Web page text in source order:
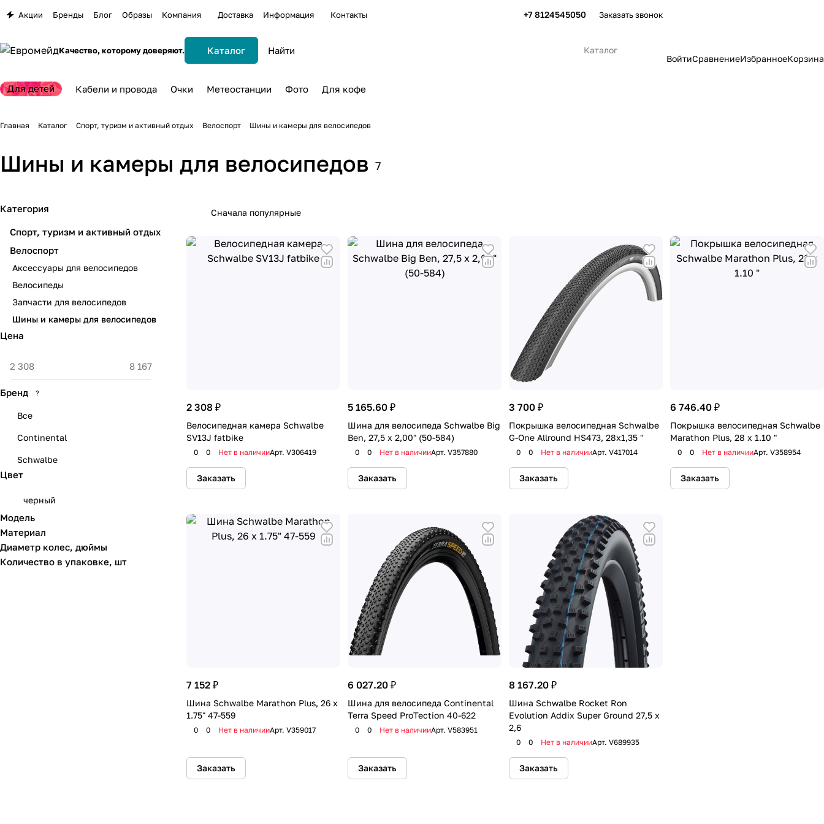
Акции Бренды Блог Образы Компания Доставка Информация Контакты +7 8124545050 Заказать звонок
Качество, которому доверяют. Каталог
Каталог
ВойтиСравнениеИзбранноеКорзина
Для детей Кабели и провода Очки Метеостанции Фото Для кофе
Главная Каталог Спорт, туризм и активный отдых Велоспорт Шины и камеры для велосипедов
Шины и камеры для велосипедов 7
Сначала популярные
2 308 ₽
Велосипедная камера Schwalbe
SV13J fatbike
0 0 Нет в наличииАрт. V306419
Заказать
5 165.60 ₽
Шина для велосипеда Schwalbe Big
Ben, 27,5 x 2,00" (50-584)
0 0 Нет в наличииАрт. V357880
Заказать
3 700 ₽
Покрышка велосипедная Schwalbe
G-One Allround HS473, 28x1,35 "
0 0 Нет в наличииАрт. V417014
Заказать
6 746.40 ₽
Покрышка велосипедная Schwalbe
Marathon Plus, 28 x 1.10 "
0 0 Нет в наличииАрт. V358954
Заказать
7 152 ₽
Шина Schwalbe Marathon Plus, 26 x
1.75" 47-559
0 0 Нет в наличииАрт. V359017
Заказать
6 027.20 ₽
Шина для велосипеда Continental
Terra Speed ProTection 40-622
0 0 Нет в наличииАрт. V583951
Заказать
8 167.20 ₽
Шина Schwalbe Rocket Ron
Evolution Addix Super Ground 27,5 x
2,6
0 0 Нет в наличииАрт. V689935
Заказать
Категория
Спорт, туризм и активный отдых
Велоспорт
Аксессуары для велосипедов
Велосипеды
Запчасти для велосипедов
Шины и камеры для велосипедов
Цена
Бренд ?
Все
Continental
Schwalbe
Цвет
черный
Модель
Материал
Диаметр колес, дюймы
Количество в упаковке, шт